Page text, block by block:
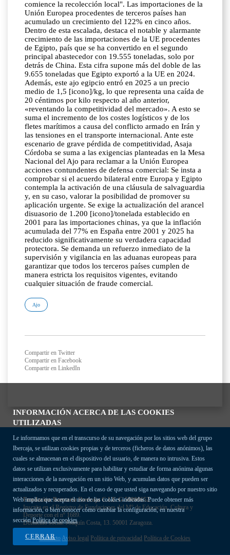
INFORMACIÓN ACERCA DE LAS COOKIES
UTILIZADAS
Le informamos que en el transcurso de su navegación por los sitios web del grupo
Ibercaja, se utilizan cookies propias y de terceros (ficheros de datos anónimos), las
cuales se almacenan en el dispositivo del usuario, de manera no intrusiva. Estos
datos se utilizan exclusivamente para habilitar y estudiar de forma anónima algunas
interacciones de la navegación en un sitio Web, y acumulan datos que pueden ser
actualizados y recuperados. En el caso de que usted siga navegando por nuestro sitio
Web implica que acepta el uso de las cookies indicadas. Puede obtener más
información, o bien conocer cómo cambiar la configuración, en nuestra
secciónPolítica de cookies
CERRAR
comience la recolección local". Las importaciones de la
Unión Europea procedentes de terceros países han
acumulado un crecimiento del 122% en cinco años.
Dentro de esta escalada, destaca el notable y alarmante
crecimiento de las importaciones de la UE procedentes
de Egipto, país que se ha convertido en el segundo
principal abastecedor con 19.555 toneladas, solo por
detrás de China. Esta cifra supone más del doble de las
9.655 toneladas que Egipto exportó a la UE en 2024.
Además, este ajo egipcio entró en 2025 a un precio
medio de 1,5 [icono]/kg, lo que representa una caída de
20 céntimos por kilo respecto al año anterior,
«reventando la competitividad del mercado». A esto se
suma el incremento de los costes logísticos y de los
fletes marítimos a causa del conflicto armado en Irán y
las tensiones en el transporte internacional. Ante este
escenario de grave pérdida de competitividad, Asaja
Córdoba se suma a las exigencias planteadas en la Mesa
Nacional del Ajo para reclamar a la Unión Europea
acciones contundentes de defensa comercial: Se insta a
comprobar si el acuerdo bilateral entre Europa y Egipto
contempla la activación de una cláusula de salvaguardia
y, en su caso, valorar la posibilidad de promover su
aplicación urgente. Se exige la actualización del arancel
disuasorio de 1.200 [icono]/tonelada establecido en
2001 para las importaciones chinas, ya que la inflación
acumulada del 77% en España entre 2001 y 2025 ha
reducido significativamente su verdadera capacidad
protectora. Se demanda un refuerzo inmediato de la
supervisión y vigilancia en las aduanas europeas para
garantizar que todos los terceros países cumplen de
manera estricta los requisitos vigentes, evitando
cualquier situación de fraude comercial.
Ajo
Compartir en Twitter
Compartir en Facebook
Compartir en LinkedIn
Fundación Bancaria Ibercaja C.I.F. G-50000652.
Inscrita en el Registro de Fundaciones del Mº de Educación, Cultura y
Deporte con el nº 1689.
Domicilio social: Joaquín Costa, 13. 50001 Zaragoza.
ContactoAviso legal Política de privacidad Política de Cookies